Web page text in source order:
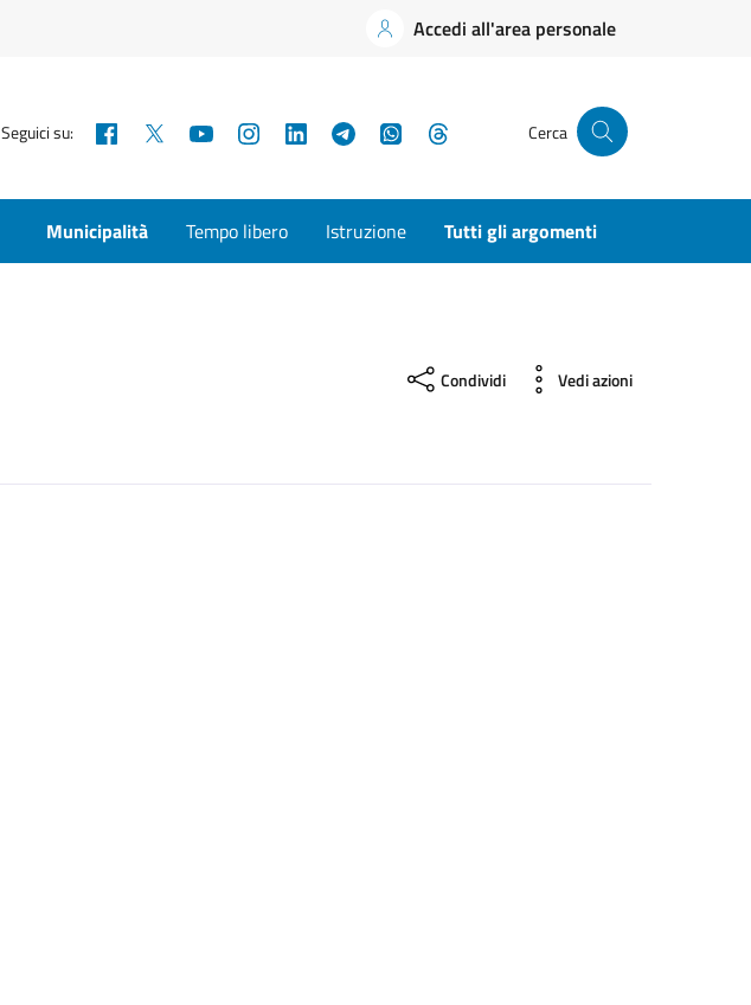
Accedi all'area personale
Seguici su: Facebook YouTubeInstagramLinkedInTelegramWhatsApp Cerca
Municipalità Tempo libero Istruzione Tutti gli argomenti
Condividi Vedi azioni